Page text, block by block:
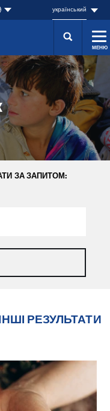
український
МЕНЮ
ЗА ЗАПИТОМ:
РЕЗУЛЬТАТИ